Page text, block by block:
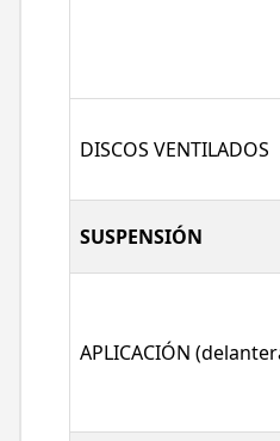
DISCOS VENTILADOS
SUSPENSIÓN
APLICACIÓN